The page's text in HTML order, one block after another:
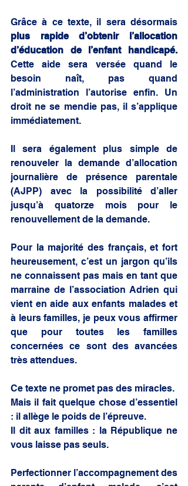
plus rapide d’obtenir l’allocation
d’éducation de l’enfant handicapé.
Cette aide sera versée quand le
besoin naît, pas quand
l’administration l’autorise enfin. Un
droit ne se mendie pas, il s’applique
immédiatement.
Il sera également plus simple de
renouveler la demande d’allocation
journalière de présence parentale
(AJPP) avec la possibilité d’aller
jusqu’à quatorze mois pour le
renouvellement de la demande.
Pour la majorité des français, et fort
heureusement, c’est un jargon qu’ils
ne connaissent pas mais en tant que
marraine de l’association Adrien qui
vient en aide aux enfants malades et
à leurs familles, je peux vous affirmer
que pour toutes les familles
concernées ce sont des avancées
très attendues.
Ce texte ne promet pas des miracles.
Mais il fait quelque chose d’essentiel
: il allège le poids de l’épreuve.
Il dit aux familles : la République ne
vous laisse pas seuls.
Perfectionner l’accompagnement des